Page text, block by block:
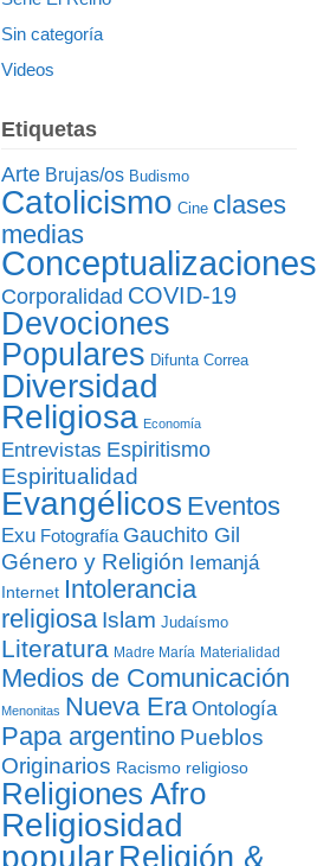
Sin categoría
Videos
Etiquetas
Arte Brujas/os Budismo
Catolicismo Cine clases
medias
Conceptualizaciones
Corporalidad COVID-19
Devociones
Populares Difunta Correa
Diversidad
Religiosa Economía
Entrevistas Espiritismo
Espiritualidad
Evangélicos Eventos
Exu Fotografía Gauchito Gil
Género y Religión Iemanjá
Internet Intolerancia
religiosa Islam Judaísmo
Literatura Madre María Materialidad
Medios de Comunicación
Menonitas Nueva Era Ontología
Papa argentino Pueblos
Originarios Racismo religioso
Religiones Afro
Religiosidad
popular Religión &